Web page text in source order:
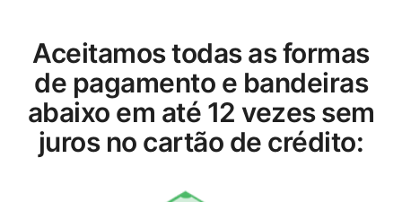
Aceitamos todas as formas
de pagamento e bandeiras
abaixo em até 12 vezes sem
juros no cartão de crédito: